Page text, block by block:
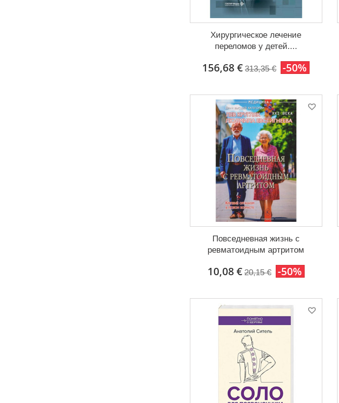
Хирургическое лечение
переломов у детей....
156,68 € 313,35 € -50%
Повседневная жизнь с
ревматоидным артритом
10,08 € 20,15 € -50%